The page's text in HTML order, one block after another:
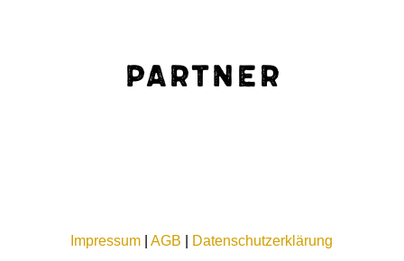
Partner
Impressum |AGB Datenschutzerklärung